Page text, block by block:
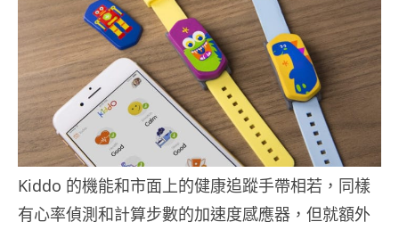
Kiddo 的機能和市面上的健康追蹤手帶相若，同樣
有心率偵測和計算步數的加速度感應器，但就額外